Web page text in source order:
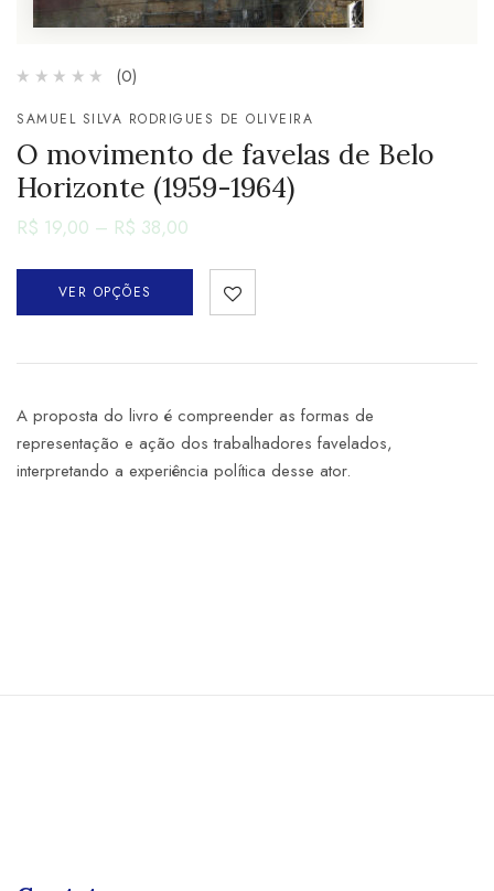
(0)
SAMUEL SILVA RODRIGUES DE OLIVEIRA
O movimento de favelas de Belo
Horizonte (1959-1964)
R$ 19,00 – R$ 38,00
VER OPÇÕES
A proposta do livro é compreender as formas de
representação e ação dos trabalhadores favelados,
interpretando a experiência política desse ator.